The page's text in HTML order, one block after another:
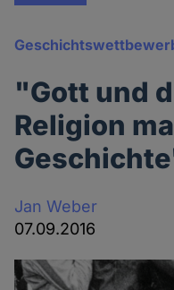
"Gott und
Religion
Jan Weber
07.09.2016